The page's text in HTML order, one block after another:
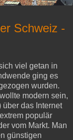
Schweiz -
viel getan in
ging es
wurden.
modern sein,
über das Internet
populär
vom Markt. Man
günstigen